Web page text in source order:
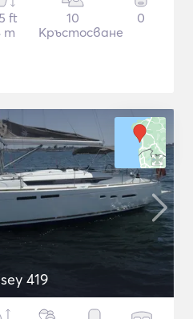
ft
m
10
Кръстосване
0
419